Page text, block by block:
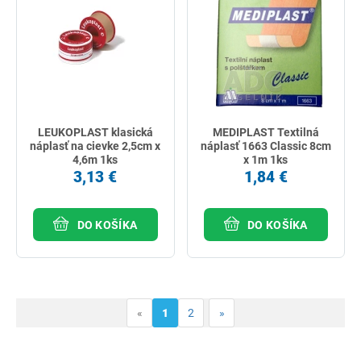
LEUKOPLAST klasická
náplasť na cievke 2,5cm x
4,6m 1ks
3,13 €
DO KOŠÍKA
MEDIPLAST Textilná
náplasť 1663 Classic 8cm
x 1m 1ks
1,84 €
DO KOŠÍKA
« 1 2 »